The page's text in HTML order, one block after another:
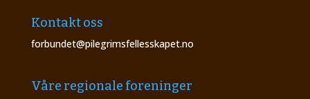
Kontakt oss
forbundet@pilegrimsfellesskapet.no
Våre regionale foreninger